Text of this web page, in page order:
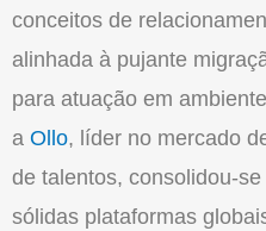
conceitos de
alinhada à pujante
para atuação em
a Ollo, líder no mercado
de talentos, consolidou-
sólidas plataformas